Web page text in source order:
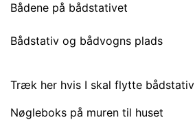
Bådene på bådstativet
Bådstativ og bådvogns plads
Træk her hvis I skal flytte bådstativ
Nøgleboks på muren til huset